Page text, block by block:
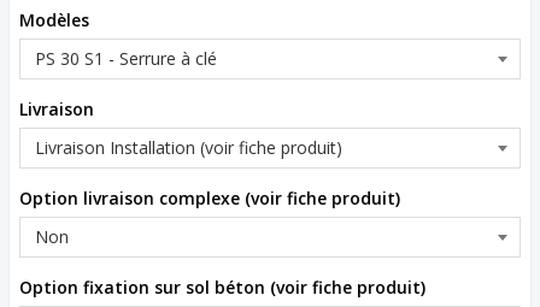
Modèles
Livraison
Option livraison complexe (voir fiche produit)
Option fixation sur sol béton (voir fiche produit)